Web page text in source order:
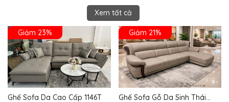
Xem tất cả
Giảm 23%
Ghế Sofa Da Cao Cấp 1146T
Giảm 21%
Ghế Sofa Gỗ Da Sinh Thái